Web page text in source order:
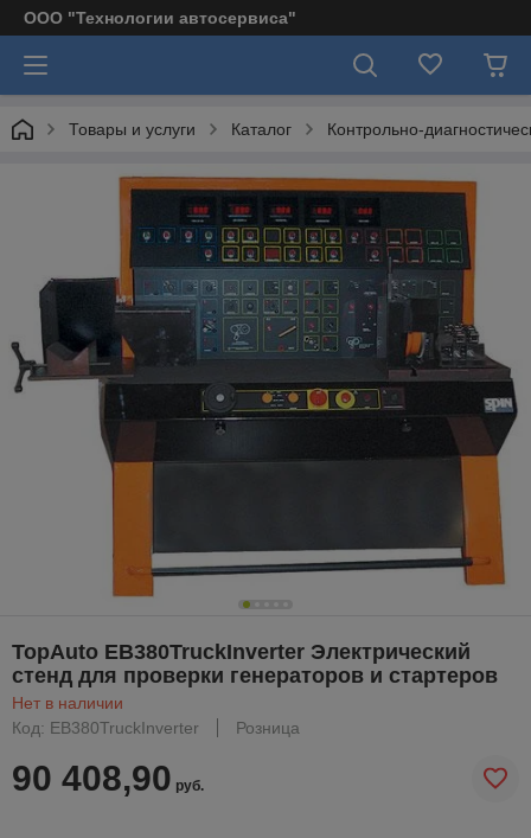
ООО "Технологии автосервиса"
Товары и услуги Каталог Контрольно-
TopAuto EB380TruckInverter Электрический
стенд для проверки генераторов и стартеров
Нет в наличии
Код: EB380TruckInverter
Розница
90 408,90 руб.